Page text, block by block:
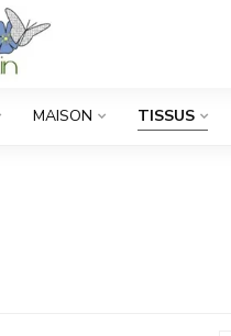
MAISON TISSUS